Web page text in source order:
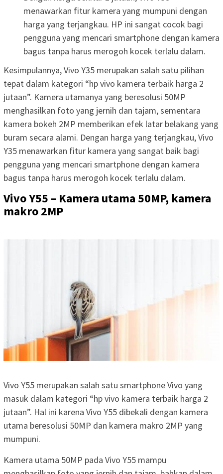
menawarkan fitur kamera yang mumpuni dengan
harga yang terjangkau. HP ini sangat cocok bagi
pengguna yang mencari smartphone dengan kamera
bagus tanpa harus merogoh kocek terlalu dalam.
Kesimpulannya, Vivo Y35 merupakan salah satu pilihan
tepat dalam kategori “hp vivo kamera terbaik harga 2
jutaan”. Kamera utamanya yang beresolusi 50MP
menghasilkan foto yang jernih dan tajam, sementara
kamera bokeh 2MP memberikan efek latar belakang yang
buram secara alami. Dengan harga yang terjangkau, Vivo
Y35 menawarkan fitur kamera yang sangat baik bagi
pengguna yang mencari smartphone dengan kamera
bagus tanpa harus merogoh kocek terlalu dalam.
Vivo Y55 – Kamera utama 50MP, kamera
makro 2MP
Vivo Y55 merupakan salah satu smartphone Vivo yang
masuk dalam kategori “hp vivo kamera terbaik harga 2
jutaan”. Hal ini karena Vivo Y55 dibekali dengan kamera
utama beresolusi 50MP dan kamera makro 2MP yang
mumpuni.
Kamera utama 50MP pada Vivo Y55 mampu